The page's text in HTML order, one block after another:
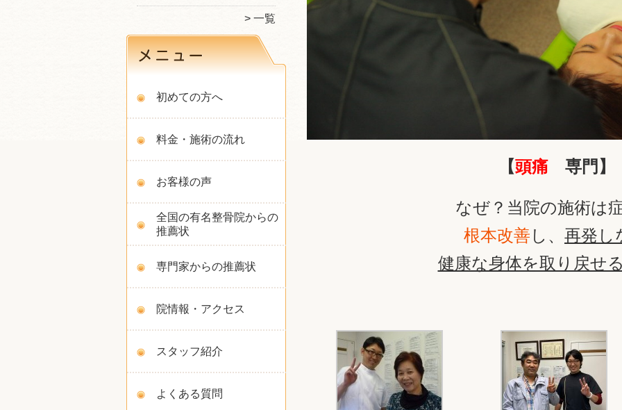
一覧
初めての方へ
料金・施術の流れ
お客様の声
全国の有名整骨院からの
推薦状
専門家からの推薦状
院情報・アクセス
スタッフ紹介
よくある質問
【頭痛 専門】
なぜ？当院の施術は
根本改善 し、 再発し
健康な身体を取り戻せ